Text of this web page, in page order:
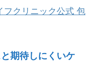
フクリニック公式 包
期待しにくいケ